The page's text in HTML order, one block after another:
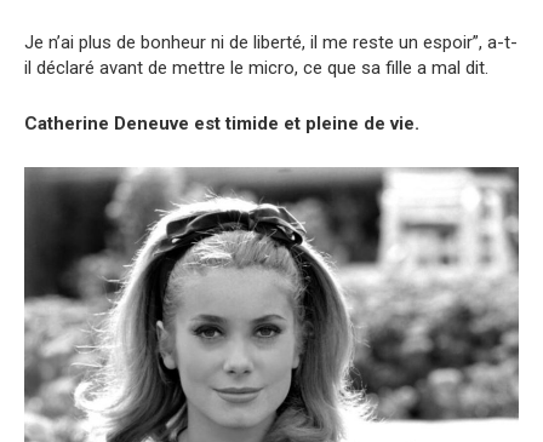
Je n’ai plus de bonheur ni de liberté, il me reste un espoir”, a-t-
il déclaré avant de mettre le micro, ce que sa fille a mal dit.
Catherine Deneuve est timide et pleine de vie.